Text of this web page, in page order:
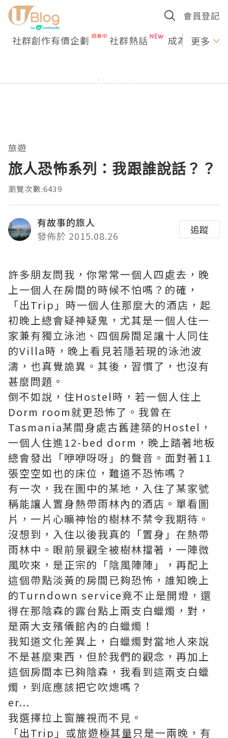
會員登記
社群創作有價企劃 社群熱話 成為U更多
旅遊
旅人恐怖系列：我跟誰說話？？
瀏覽次數:6439
有故事的旅人
發佈於 2015.08.26
追蹤
許多朋友問我，你常常一個人四處去，晚
上一個人在房間的時候不怕嗎？的確，
「出Trip」時一個人住那麼大的酒店，起
初晚上總會疑神疑鬼，尤其是一個人住一
家兼有獨立泳池、四個房間足讓十人同住
的Villa時，晚上看見若隱若現的泳池波
濤，也真覺詭異。其後，習慣了，也沒有
甚麼問題。
倒不如說，住Hostel時，若一個人住上
Dorm room就更恐怖了。我曾在
Tasmania某間身處古舊建築的Hostel，
一個人住進12-bed dorm，晚上踏著地板
總會發出「咿咿呀呀」的聲音。面對著11
張空空如也的床位，難道不恐怖嗎？
有一次，我在圖中的某地，入住了某家號
稱能讓人置身熱帶雨林內的酒店。單看圖
片，一片心曠神怡的樹林不禁令我期待。
沒想到，入住以後我真的「置身」在熱帶
雨林中。眼前景觀全被樹林擋著，一陣微
風吹來，是正宗的「陰風陣陣」，再配上
這個帶點淡黃的房間已夠恐怖，誰知晚上
的Turndown service竟不止是開燈，還
得在那陰森的露台點上兩支白蠟燭，對，
是兩大支殯儀館內的白蠟燭！
我知道文化差異上，白蠟燭對當地人來說
不是甚麼東西，但於我們的觀念，再加上
這個房間本已夠陰森，我看到這兩支白蠟
燭，到底應該把它吹熜嗎？
er...
我選擇拉上窗簾視而不見。
「出Trip」或旅遊極其量只是一兩晚，有